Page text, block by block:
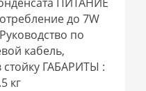
до 7W
по
кабель,
ГАБАРИТЫ :
кг